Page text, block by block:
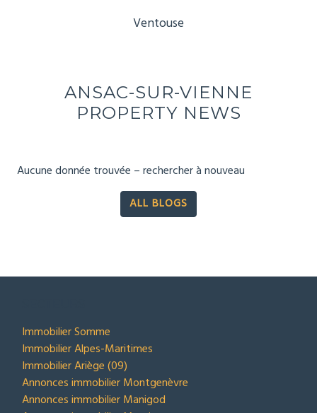
Ventouse
ANSAC-SUR-VIENNE
PROPERTY NEWS
Aucune donnée trouvée – rechercher à nouveau
ALL BLOGS
Immobilier Somme
Immobilier Alpes-Maritimes
Immobilier Ariège (09)
Annonces immobilier Montgenèvre
Annonces immobilier Manigod